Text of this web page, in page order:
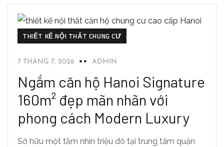
THIẾT KẾ NỘI THẤT CHUNG CƯ
7 THÁNG 7, 2026 ADMIN
Ngắm căn hộ Hanoi Signature
160m² đẹp mãn nhãn với
phong cách Modern Luxury
Sở hữu một tầm nhìn triệu đô tại trung tâm quận